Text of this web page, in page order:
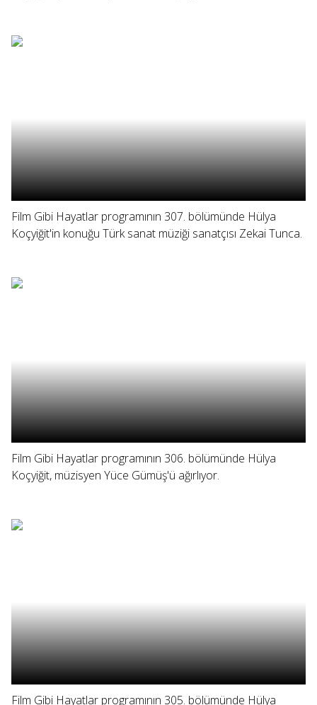
Film Gibi Hayatlar programının 307. bölümünde Hülya
Koçyiğit'in konuğu Türk sanat müziği sanatçısı Zekai Tunca.
Film Gibi Hayatlar programının 306. bölümünde Hülya
Koçyiğit, müzisyen Yüce Gümüş'ü ağırlıyor.
Film Gibi Hayatlar programının 305. bölümünde Hülya